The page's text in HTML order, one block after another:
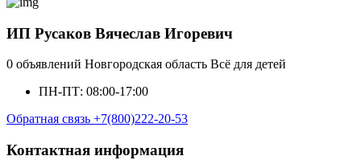
ИП Русаков Вячеслав Игоревич
0 объявлений Новгородская область Всё для детей
ПН-ПТ: 08:00-17:00
Обратная связь +7(800)222-20-53
Контактная информация